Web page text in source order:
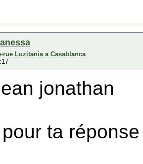
rue Luzitania a Casablanca
jonathan
ta réponse